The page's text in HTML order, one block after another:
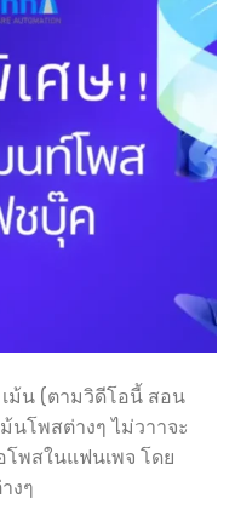
ม้น (ตามวิดีโอนี้ สอน
นโพสต่างๆ ไม่วาาจะ
พสในแฟนเพจ โดย
งๆ